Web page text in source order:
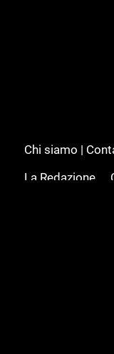
Chi siamo |
La Redazione